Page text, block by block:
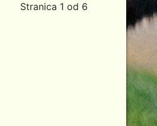
Stranica 1 od 6